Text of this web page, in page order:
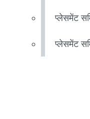
प्लेसमेंट
प्लेसमेंट